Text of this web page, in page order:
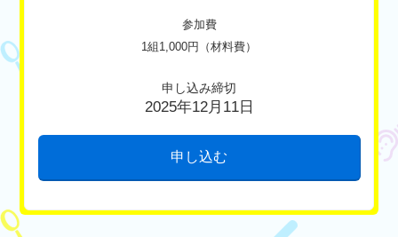
参加費
1組1,000円（材料費）
申し込み締切
2025年12月11日
申し込む